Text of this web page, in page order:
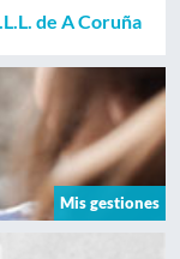
de A Coruña
Mis gestiones